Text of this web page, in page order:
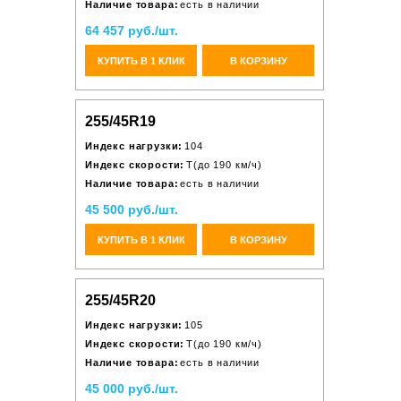
Наличие товара: есть в наличии
64 457 руб./шт.
КУПИТЬ В 1 КЛИК В КОРЗИНУ
255/45R19
Индекс нагрузки: 104
Индекс скорости: T(до 190 км/ч)
Наличие товара: есть в наличии
45 500 руб./шт.
КУПИТЬ В 1 КЛИК В КОРЗИНУ
255/45R20
Индекс нагрузки: 105
Индекс скорости: T(до 190 км/ч)
Наличие товара: есть в наличии
45 000 руб./шт.